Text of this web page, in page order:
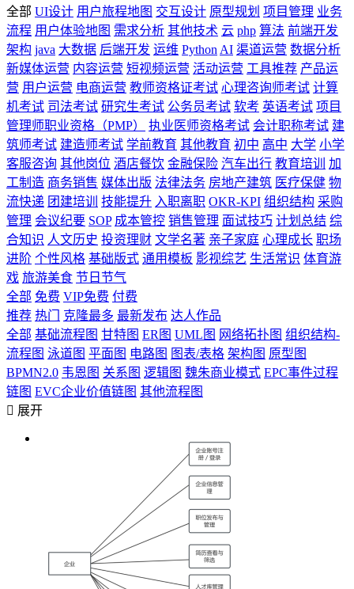
全部 UI设计 用户旅程地图 交互设计 原型规划 项目管理 业务
流程 用户体验地图 需求分析 其他技术 云 php 算法 前端开发
架构 java 大数据 后端开发 运维 Python AI 渠道运营 数据分析
新媒体运营 内容运营 短视频运营 活动运营 工具推荐 产品运
营 用户运营 电商运营 教师资格证考试 心理咨询师考试 计算
机考试 司法考试 研究生考试 公务员考试 软考 英语考试 项目
管理师职业资格（PMP）
执业医师资格考试 会计职称考试 建
筑师考试 建造师考试 学前教育 其他教育 初中 高中 大学 小学
客服咨询 其他岗位 酒店餐饮 金融保险 汽车出行 教育培训
加
工制造 商务销售 媒体出版 法律法务 房地产建筑 医疗保健 物
流快递 团建培训 技能提升 入职离职 OKR-KPI 组织结构 采购
管理 会议纪要 SOP 成本管控 销售管理 面试技巧 计划总结 综
合知识 人文历史 投资理财 文学名著 亲子家庭 心理成长 职场
进阶 个性风格 基础版式 通用模板 影视综艺 生活常识 体育游
戏 旅游美食 节日节气
全部 免费 VIP免费 付费
推荐 热门 克隆最多 最新发布 达人作品
全部 基础流程图 甘特图 ER图 UML图 网络拓扑图 组织结构-
流程图 泳道图 平面图 电路图 图表/表格 架构图 原型图
BPMN2.0 韦恩图 关系图 逻辑图 魏朱商业模式 EPC事件过程
链图 EVC企业价值链图 其他流程图
 展开